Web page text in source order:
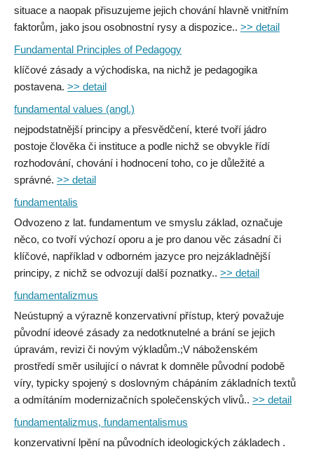
situace a naopak přisuzujeme jejich chování hlavně vnitřním
faktorům, jako jsou osobnostní rysy a dispozice.. >> detail
Fundamental Principles of Pedagogy
klíčové zásady a východiska, na nichž je pedagogika
postavena. >> detail
fundamental values (angl.)
nejpodstatnější principy a přesvědčení, které tvoří jádro
postoje člověka či instituce a podle nichž se obvykle řídí
rozhodování, chování i hodnocení toho, co je důležité a
správné. >> detail
fundamentalis
Odvozeno z lat. fundamentum ve smyslu základ, označuje
něco, co tvoří výchozí oporu a je pro danou věc zásadní či
klíčové, například v odborném jazyce pro nejzákladnější
principy, z nichž se odvozují další poznatky.. >> detail
fundamentalizmus
Neústupný a výrazně konzervativní přístup, který považuje
původní ideové zásady za nedotknutelné a brání se jejich
úpravám, revizi či novým výkladům.;V náboženském
prostředí směr usilující o návrat k domněle původní podobě
víry, typicky spojený s doslovným chápáním základních textů
a odmítáním modernizačních společenských vlivů.. >> detail
fundamentalizmus, fundamentalismus
konzervativní lpění na původních ideologických základech .